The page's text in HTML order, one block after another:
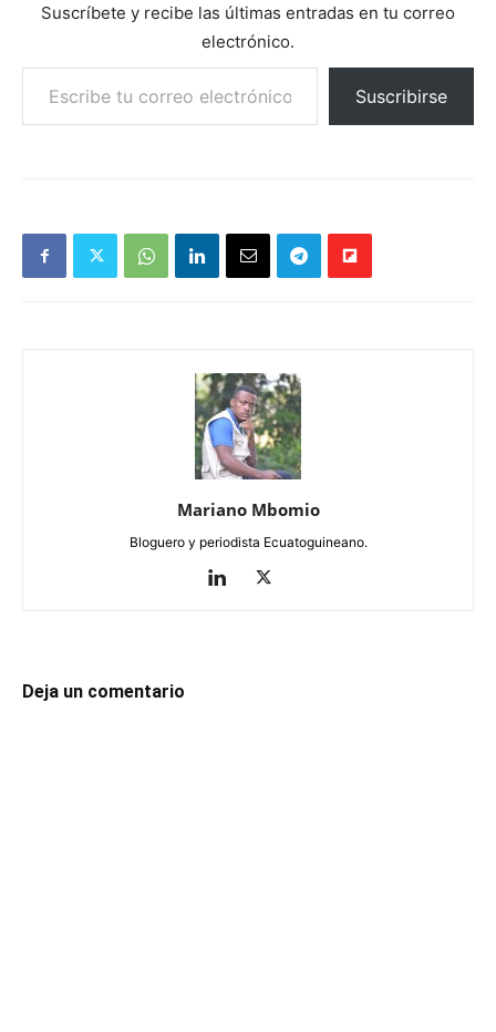
Suscríbete y recibe las últimas entradas en tu correo
electrónico.
Escribe tu correo electrónico…
Suscribirse
Mariano Mbomio
Bloguero y periodista Ecuatoguineano.
Deja un comentario